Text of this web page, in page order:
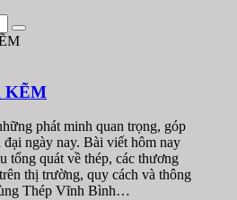
KẼM
phát minh quan trọng, góp
ngày nay. Bài viết hôm nay
tổng quát về thép, các thương
thị trường, quy cách và thông
Thép Vĩnh Bình…